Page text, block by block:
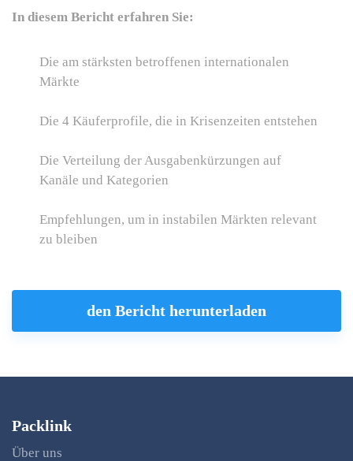
In diesem Bericht erfahren Sie:
Die am stärksten betroffenen internationalen
Märkte
Die 4 Käuferprofile, die in Krisenzeiten entstehen
Die Verteilung der Ausgabenkürzungen auf
Kanäle und Kategorien
Empfehlungen, um in instabilen Märkten relevant
zu bleiben
den Bericht herunterladen
Packlink
Über uns